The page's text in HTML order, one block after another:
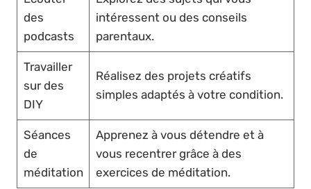
des
podcasts
intéressent ou des conseils
parentaux.
Travailler
sur des
DIY
Réalisez des projets créatifs
simples adaptés à votre condition.
Séances
de
méditation
Apprenez à vous détendre et à
vous recentrer grâce à des
exercices de méditation.